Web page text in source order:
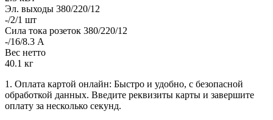
Эл. выходы 380/220/12
-/2/1 шт
Сила тока розеток 380/220/12
-/16/8.3 А
Вес нетто
40.1 кг
1. Оплата картой онлайн: Быстро и удобно, с безопасной
обработкой данных. Введите реквизиты карты и завершите
оплату за несколько секунд.